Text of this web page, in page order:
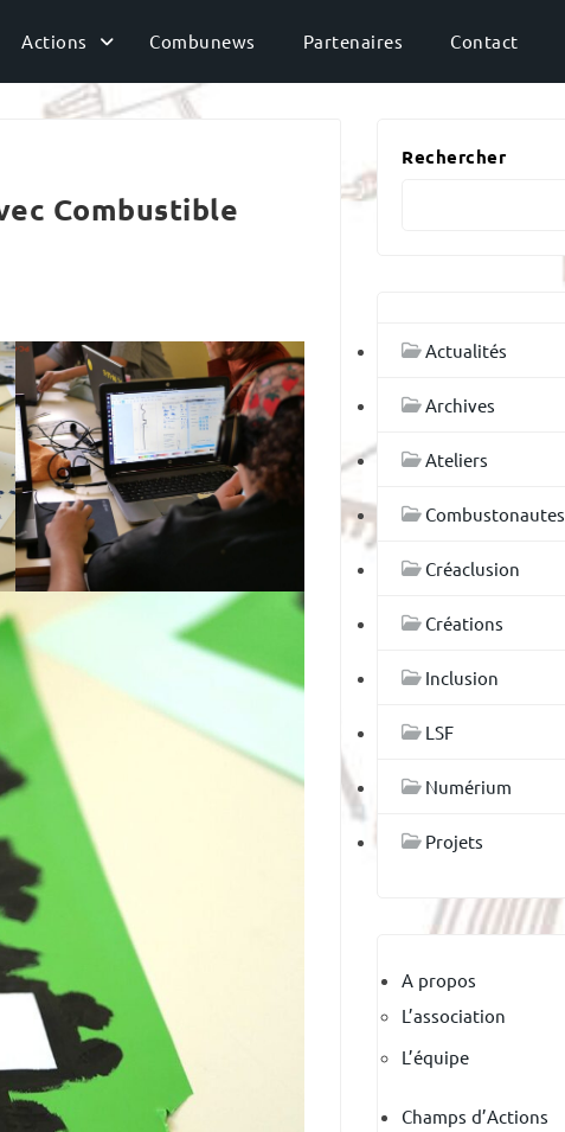
Actions Combunews Partenaires Contact
Combustible
Rechercher
Actualités
Archives
Ateliers
Combustonautes
Créaclusion
Créations
Inclusion
LSF
Numérium
Projets
A propos
L’association
L’équipe
Champs d’Actions